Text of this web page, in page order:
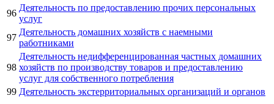
96
Деятельность по предоставлению прочих персональных
услуг
97
Деятельность домашних хозяйств с наемными
работниками
98
Деятельность недифференцированная частных домашних
хозяйств по производству товаров и предоставлению
услуг для собственного потребления
99 Деятельность экстерриториальных организаций и органов